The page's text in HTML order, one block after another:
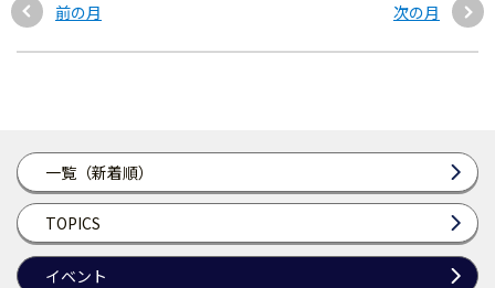
一覧（新着順）
TOPICS
イベント
前の月 次の月